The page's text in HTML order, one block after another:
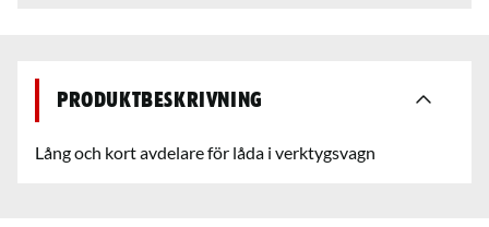
Produktbeskrivning
Lång och kort avdelare för låda i verktygsvagn